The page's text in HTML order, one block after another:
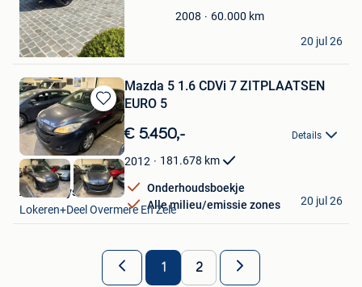
2008 60.000 km
Sven
Westmalle
20 jul 26
Bewaren
in
Mijn
Favorieten
Mazda 5 1.6 CDVi 7 ZITPLAATSEN
EURO 5
€ 5.450,- Details
2012 181.678 km
Onderhoudsboekje
Alle milieu/emissie zones
Auto Denys
Lokeren+Deel Overmere En Zele
20 jul 26
1 2